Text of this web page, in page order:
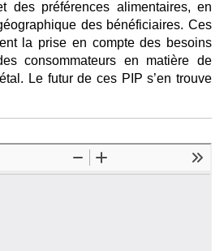
des préférences alimentaires, en
des bénéficiaires. Ces
la prise en compte des besoins
consommateurs en matière de
Le futur de ces PIP s’en trouve